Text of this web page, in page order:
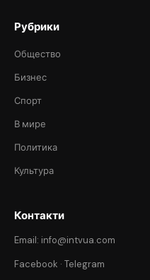
Рубрики
Общество
Бизнес
Спорт
В мире
Политика
Культура
Контакти
Email: info@intvua.com
Facebook · Telegram